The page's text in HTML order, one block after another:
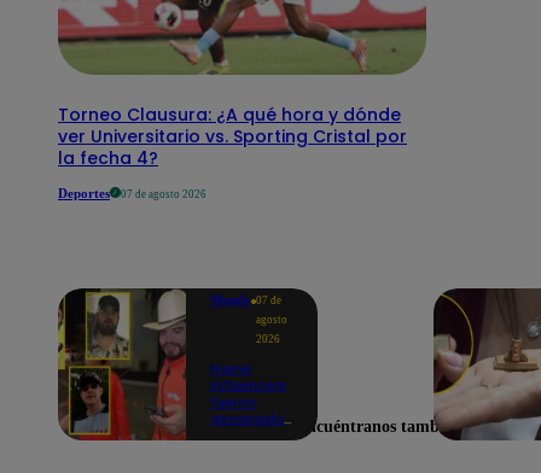
Torneo Clausura: ¿A qué hora y dónde
ver Universitario vs. Sporting Cristal por
la fecha 4?
Deportes 07 de agosto 2026
Mundo 07 de
agosto
2026
Nueve
influencers
fueron
asesinados
Encuéntranos también en